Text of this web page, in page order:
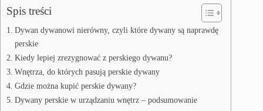
Spis treści
Dywan dywanowi nierówny, czyli które dywany są naprawdę
perskie
Kiedy lepiej zrezygnować z perskiego dywanu?
Wnętrza, do których pasują perskie dywany
Gdzie można kupić perskie dywany?
Dywany perskie w urządzaniu wnętrz – podsumowanie